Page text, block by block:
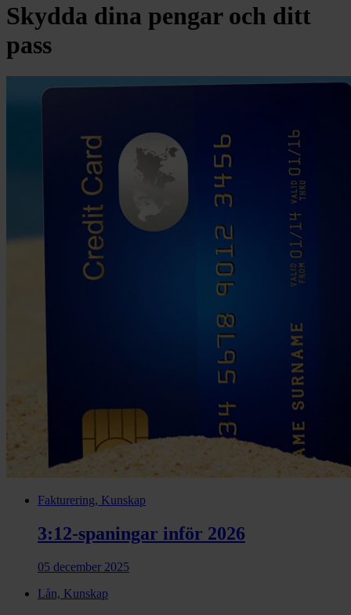
Skydda dina pengar och ditt
pass
Fakturering, Kunskap
3:12-spaningar inför 2026
05 december 2025
Lån, Kunskap